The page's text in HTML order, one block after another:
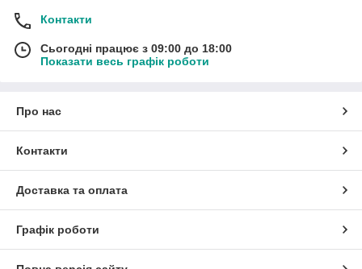
Контакти
Сьогодні працює з 09:00 до 18:00
Показати весь графік роботи
Про нас
Контакти
Доставка та оплата
Графік роботи